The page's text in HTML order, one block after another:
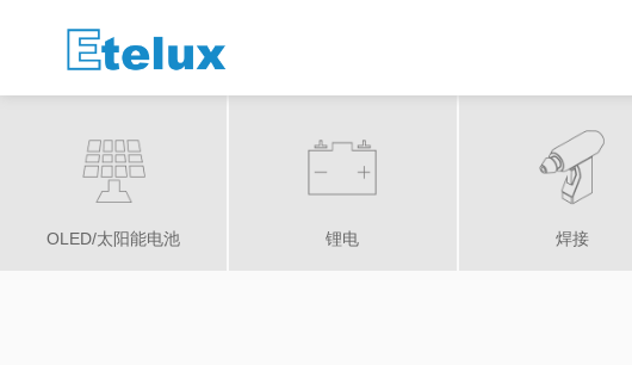
OLED/太阳能电池 锂电 焊接